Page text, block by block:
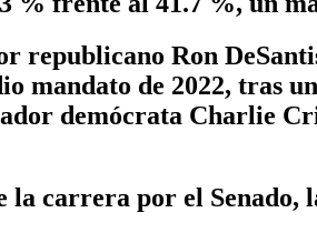
republicano Ron
mandato de 2022, tras
demócrata Charlie
la carrera por el Senado,